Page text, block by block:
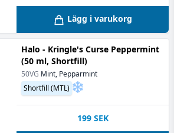
Lägg i varukorg
Halo - Kringle's Curse Peppermint
(50 ml, Shortfill)
50VG Mint, Pepparmint
Shortfill (MTL)
199 SEK